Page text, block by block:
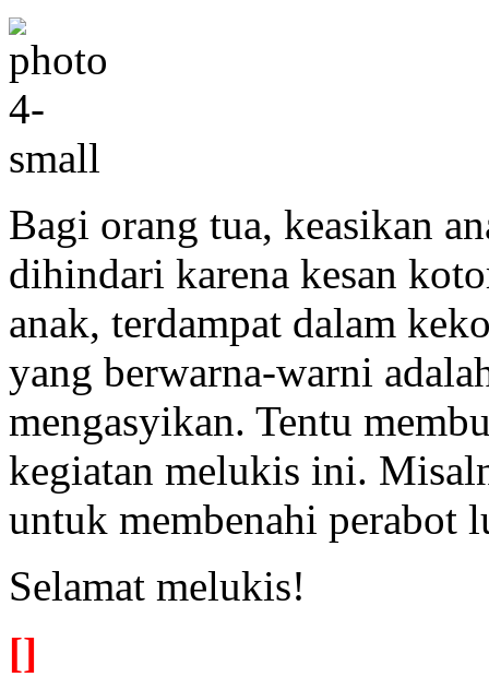
Bagi orang tua, keasikan
dihindari karena kesan
anak, terdampat dalam
yang berwarna-warni
mengasyikan. Tentu
kegiatan melukis ini.
untuk membenahi perabot
Selamat melukis!
[]